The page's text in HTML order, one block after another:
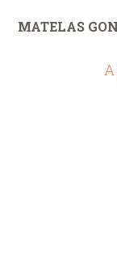
MATELAS